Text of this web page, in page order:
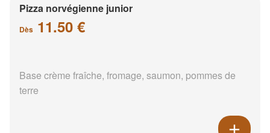
Pizza norvégienne junior
Dès 11.50 €
Base crème fraîche, fromage, saumon, pommes de
terre